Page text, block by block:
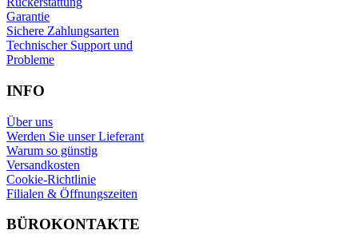
Garantie
Sichere Zahlungsarten
Technischer Support und
Probleme
INFO
Über uns
Werden Sie unser Lieferant
Warum so günstig
Versandkosten
Cookie-Richtlinie
Filialen & Öffnungszeiten
BÜROKONTAKTE